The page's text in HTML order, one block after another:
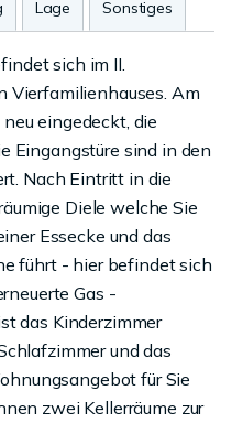
Lage Sonstiges
sich im II.
Vierfamilienhauses. Am
eingedeckt, die
Eingangstüre sind in den
Nach Eintritt in die
Diele welche Sie
Essecke und das
führt - hier befindet sich
Gas -
das Kinderzimmer
und das
für Sie
zwei Kellerräume zur